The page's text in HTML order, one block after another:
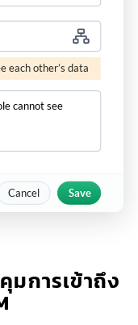
มการเข้าถึง